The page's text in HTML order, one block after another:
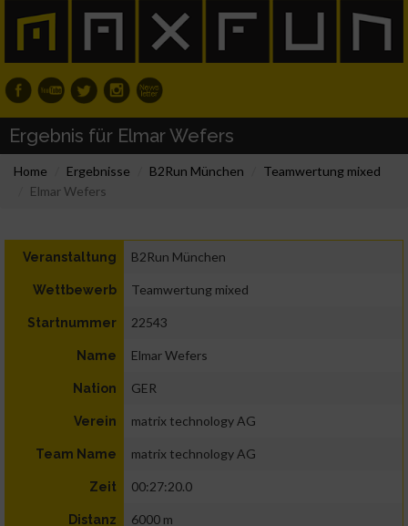
Ergebnis für Elmar Wefers
Home Ergebnisse B2Run München
Teamwertung mixed
Elmar Wefers
Veranstaltung B2Run München
Wettbewerb Teamwertung mixed
Startnummer 22543
Name Elmar Wefers
Nation GER
Verein matrix technology AG
Team Name matrix technology AG
Zeit 00:27:20.0
Distanz 6000 m